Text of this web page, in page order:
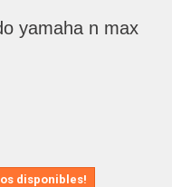
yamaha n max
disponibles!